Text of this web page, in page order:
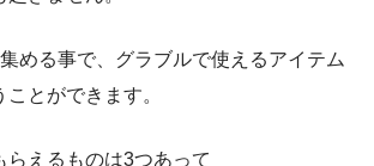
める事で、グラブルで使えるアイテム
とができます。
らえるものは3つあって